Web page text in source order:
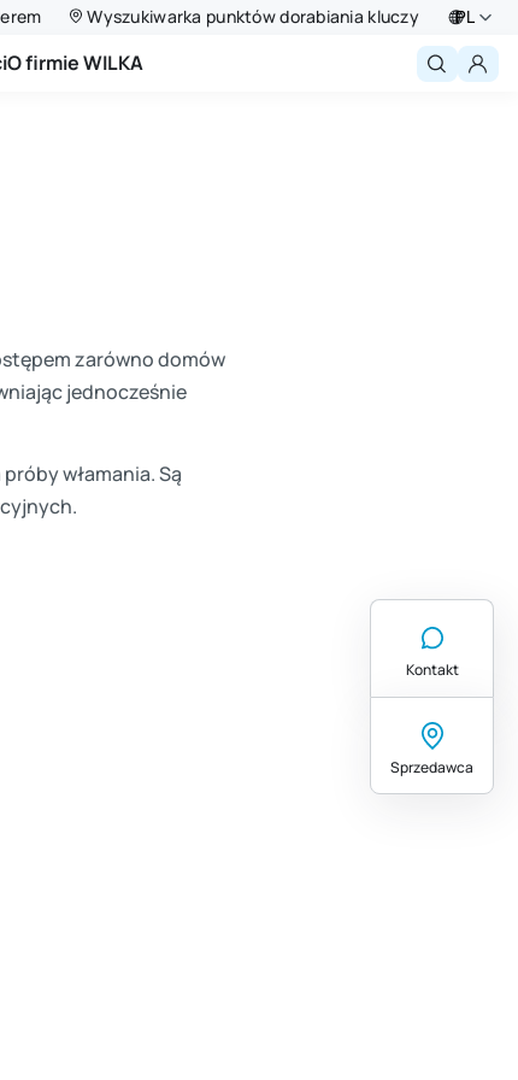
Wyszukiwarka punktów dorabiania kluczy PL
O firmie WILKA
zarówno domów
jednocześnie
włamania. Są
Kontakt
Sprzedawca